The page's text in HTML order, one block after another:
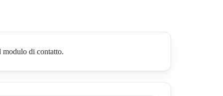
di contatto.